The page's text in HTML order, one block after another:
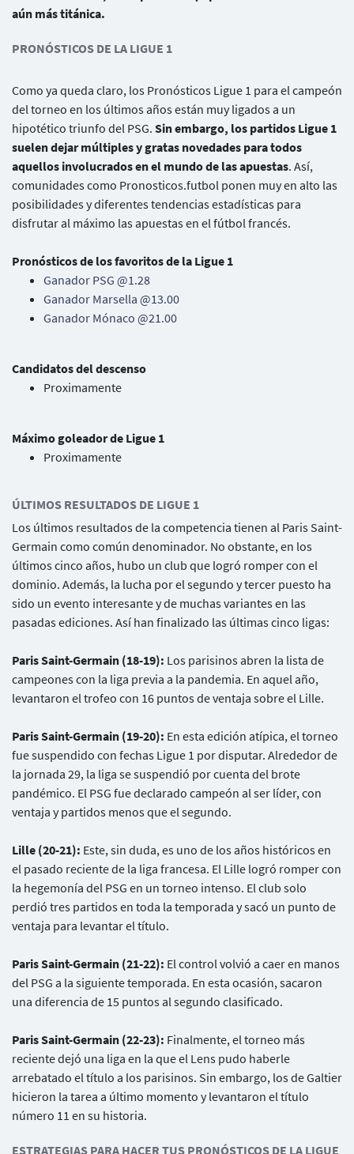
aún más titánica.
PRONÓSTICOS DE LA LIGUE 1
Como ya queda claro, los Pronósticos Ligue 1 para el campeón
del torneo en los últimos años están muy ligados a un
hipotético triunfo del PSG. Sin embargo, los partidos Ligue 1
suelen dejar múltiples y gratas novedades para todos
aquellos involucrados en el mundo de las apuestas. Así,
comunidades como Pronosticos.futbol ponen muy en alto las
posibilidades y diferentes tendencias estadísticas para
disfrutar al máximo las apuestas en el fútbol francés.
Pronósticos de los favoritos de la Ligue 1
Ganador PSG @1.28
Ganador Marsella @13.00
Ganador Mónaco @21.00
Candidatos del descenso
Proximamente
Máximo goleador de Ligue 1
Proximamente
ÚLTIMOS RESULTADOS DE LIGUE 1
Los últimos resultados de la competencia tienen al Paris Saint-
Germain como común denominador. No obstante, en los
últimos cinco años, hubo un club que logró romper con el
dominio. Además, la lucha por el segundo y tercer puesto ha
sido un evento interesante y de muchas variantes en las
pasadas ediciones. Así han finalizado las últimas cinco ligas:
Paris Saint-Germain (18-19): Los parisinos abren la lista de
campeones con la liga previa a la pandemia. En aquel año,
levantaron el trofeo con 16 puntos de ventaja sobre el Lille.
Paris Saint-Germain (19-20): En esta edición atípica, el torneo
fue suspendido con fechas Ligue 1 por disputar. Alrededor de
la jornada 29, la liga se suspendió por cuenta del brote
pandémico. El PSG fue declarado campeón al ser líder, con
ventaja y partidos menos que el segundo.
Lille (20-21): Este, sin duda, es uno de los años históricos en
el pasado reciente de la liga francesa. El Lille logró romper con
la hegemonía del PSG en un torneo intenso. El club solo
perdió tres partidos en toda la temporada y sacó un punto de
ventaja para levantar el título.
Paris Saint-Germain (21-22): El control volvió a caer en manos
del PSG a la siguiente temporada. En esta ocasión, sacaron
una diferencia de 15 puntos al segundo clasificado.
Paris Saint-Germain (22-23): Finalmente, el torneo más
reciente dejó una liga en la que el Lens pudo haberle
arrebatado el título a los parisinos. Sin embargo, los de Galtier
hicieron la tarea a último momento y levantaron el título
número 11 en su historia.
ESTRATEGIAS PARA HACER TUS PRONÓSTICOS DE LA LIGUE